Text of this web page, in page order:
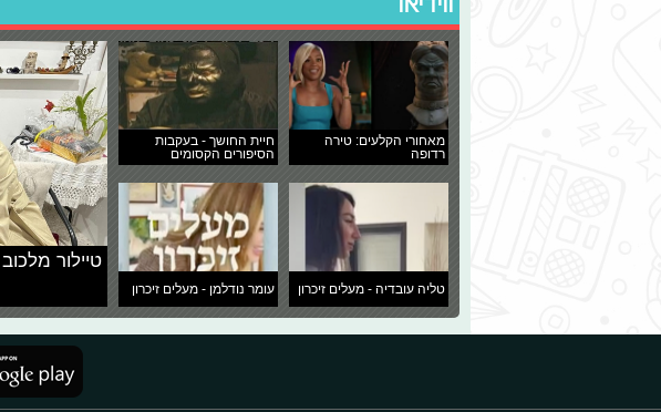
מאחורי הקלעים: טירה
רדופה
חיית החושך - בעקבות
הסיפורים הקסומים
טליה עובדיה - מעלים זיכרון עומר נודלמן - מעלים זיכרון
טיילור